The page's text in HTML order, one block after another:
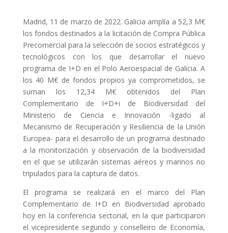
Madrid, 11 de marzo de 2022. Galicia amplía a 52,3 M€
los fondos destinados a la licitación de Compra Pública
Precomercial para la selección de socios estratégicos y
tecnológicos con los que desarrollar el nuevo
programa de I+D en el Polo Aeroespacial de Galicia. A
los 40 M€ de fondos propios ya comprometidos, se
suman los 12,34 M€ obtenidos del Plan
Complementario de I+D+i de Biodiversidad del
Ministerio de Ciencia e Innovación -ligado al
Mecanismo de Recuperación y Resiliencia de la Unión
Europea- para el desarrollo de un programa destinado
a la monitorización y observación de la biodiversidad
en el que se utilizarán sistemas aéreos y marinos no
tripulados para la captura de datos.
El programa se realizará en el marco del Plan
Complementario de I+D en Biodiversidad aprobado
hoy en la conferencia sectorial, en la que participaron
el vicepresidente segundo y conselleiro de Economía,